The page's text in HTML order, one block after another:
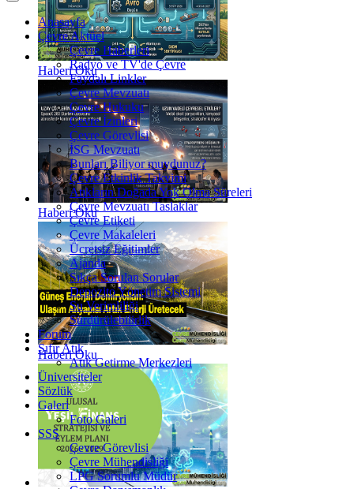
Haberi Oku
Haberi Oku
Haberi Oku
Anasayfa
Çevre Aktüel
Çevre Haberleri
Radyo ve TV'de Çevre
Faydalı Linkler
Çevre Mevzuatı
Çevre Hukuku
Çevre İzinleri
Çevre Görevlisi
İSG Mevzuatı
Bunları Biliyor muydunuz?
Çevre Etkinlik Takvimi
Atıkların Doğada Yok Olma Süreleri
Çevre Mevzuatı Taslaklar
Çevre Etiketi
Çevre Makaleleri
Ücretsiz Eğitimler
Ajanda
Sıkça Sorulan Sorular
Depozito Yönetim Sistemi
Su Verimliliği
Sürdürülebilirlik
Forum
Sıfır Atık
Atık Getirme Merkezleri
Üniversiteler
Sözlük
Galeri
Foto Galeri
SSS
Çevre Görevlisi
Çevre Mühendisliği
LPG Sorumlu Müdür